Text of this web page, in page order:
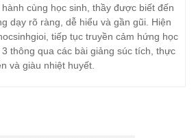
cùng học sinh, thầy được biết đến
dạy rõ ràng, dễ hiểu và gần gũi. Hiện
tiếp tục truyền cảm hứng học
thông qua các bài giảng súc tích, thực
và giàu nhiệt huyết.